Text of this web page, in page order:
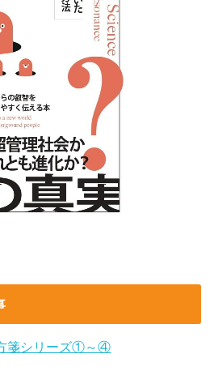
箋シリーズ①～④